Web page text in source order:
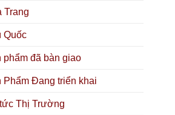
Trang
Quốc
phẩm đã bàn giao
Phẩm Đang triển khai
Thị Trường